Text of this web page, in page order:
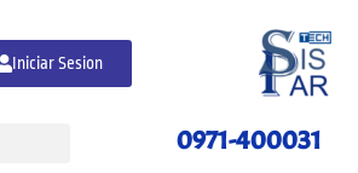
Iniciar Sesion
0971-400031